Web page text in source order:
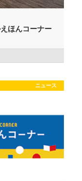
ほんコーナー
ニュース